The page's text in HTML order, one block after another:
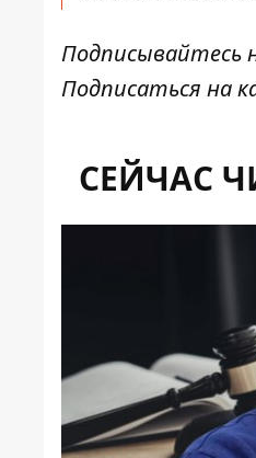
Подписывайтесь
Подписаться на
СЕЙЧАС